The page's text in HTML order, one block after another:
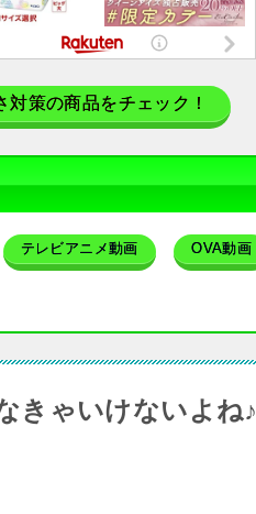
対策の商品をチェック！
テレビアニメ動画 OVA動画
きゃいけないよね♪